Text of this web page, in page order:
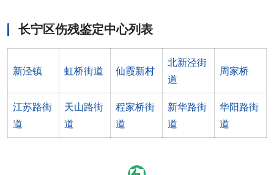
长宁区伤残鉴定中心列表
新泾镇 虹桥街道 仙霞新村
北新泾街
道
周家桥
江苏路街
道
天山路街
道
程家桥街
道
新华路街
道
华阳路街
道